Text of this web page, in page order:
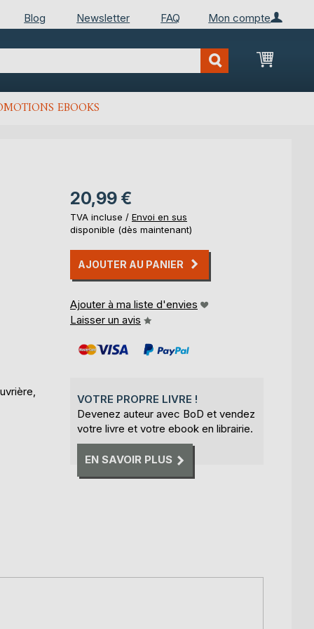
Mon compte
Blog Newsletter FAQ
Mon
EBOOKS
20,99 €
TVA incluse / Envoi en sus
disponible (dès maintenant)
AJOUTER AU PANIER
Ajouter à ma liste d'envies
Laisser un avis
VOTRE PROPRE LIVRE !
Devenez auteur avec BoD et vendez
votre livre et votre ebook en librairie.
EN SAVOIR PLUS